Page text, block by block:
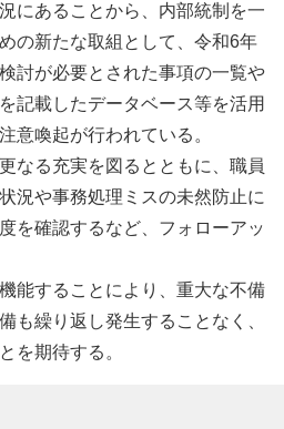
にあることから、内部統制を一
の新たな取組として、令和6年
討が必要とされた事項の一覧や
記載したデータベース等を活用
意喚起が行われている。
なる充実を図るとともに、職員
況や事務処理ミスの未然防止に
を確認するなど、フォローアッ
能することにより、重大な不備
も繰り返し発生することなく、
を期待する。